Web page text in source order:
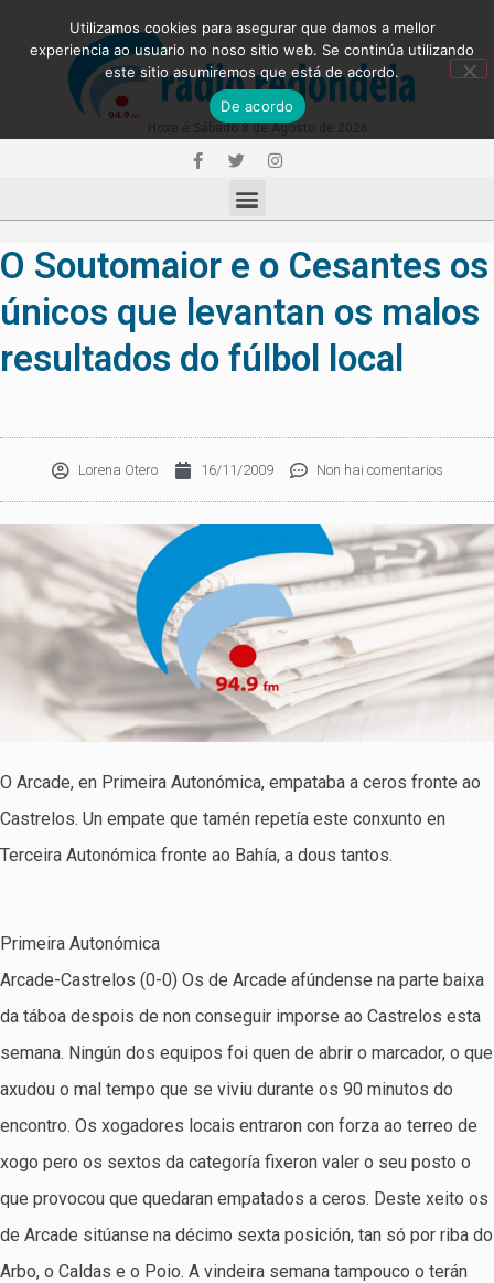
O Soutomaior e o Cesantes os
únicos que levantan os malos
resultados do fúlbol local
Lorena Otero 16/11/2009 Non hai comentarios
O Arcade, en Primeira Autonómica, empataba a ceros fronte ao
Castrelos. Un empate que tamén repetía este conxunto en
Terceira Autonómica fronte ao Bahía, a dous tantos.
Primeira Autonómica
Arcade-Castrelos (0-0) Os de Arcade afúndense na parte baixa
da táboa despois de non conseguir imporse ao Castrelos esta
semana. Ningún dos equipos foi quen de abrir o marcador, o que
axudou o mal tempo que se viviu durante os 90 minutos do
encontro. Os xogadores locais entraron con forza ao terreo de
xogo pero os sextos da categoría fixeron valer o seu posto o
que provocou que quedaran empatados a ceros. Deste xeito os
de Arcade sitúanse na décimo sexta posición, tan só por riba do
Arbo, o Caldas e o Poio. A vindeira semana tampouco o terán
Utilizamos cookies para asegurar que damos a mellor
experiencia ao usuario no noso sitio web. Se continúa utilizando
este sitio asumiremos que está de acordo.
De acordo